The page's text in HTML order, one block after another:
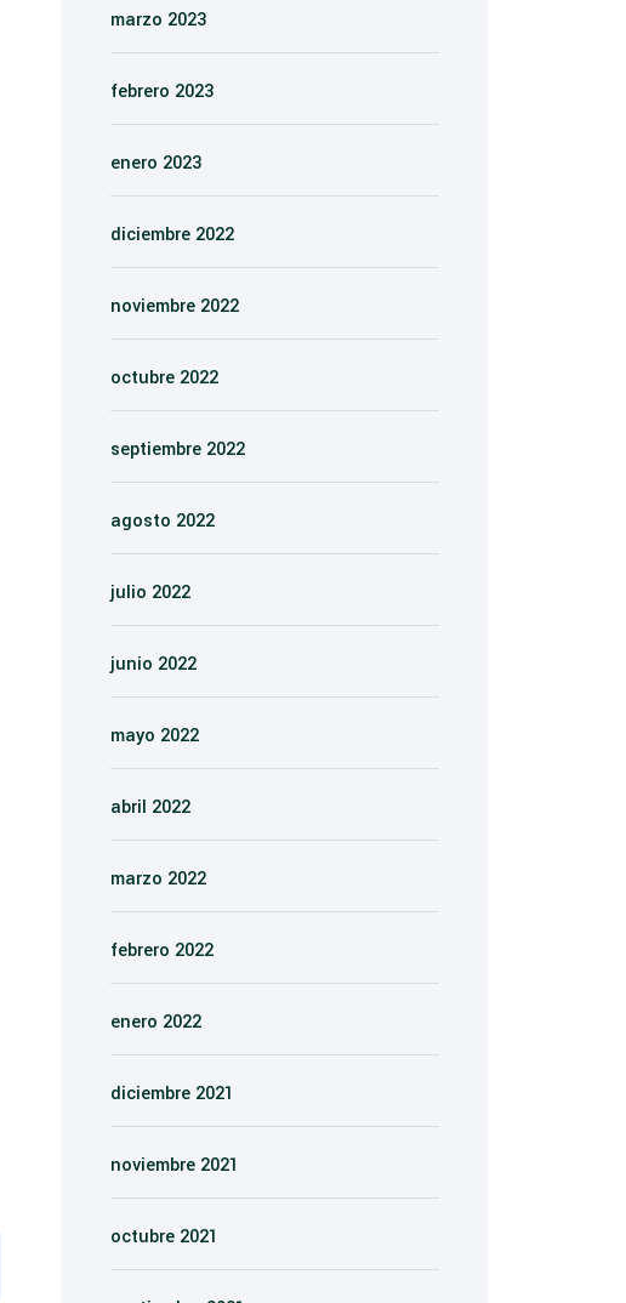
marzo 2023
febrero 2023
enero 2023
diciembre 2022
noviembre 2022
octubre 2022
septiembre 2022
agosto 2022
julio 2022
junio 2022
mayo 2022
abril 2022
marzo 2022
febrero 2022
enero 2022
diciembre 2021
noviembre 2021
octubre 2021